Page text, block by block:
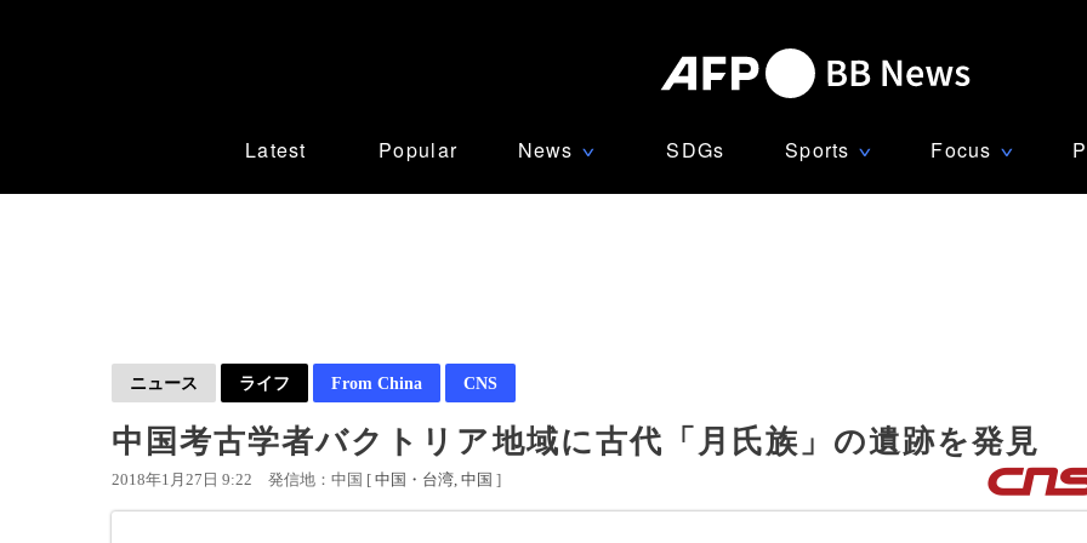
Latest Popular News ∨ SDGs Sports ∨ Focus ∨
ニュース ライフ From China CNS
中国考古学者バクトリア地域に古代「月氏族」の遺跡を発見
2018年1月27日 9:22 発信地：中国 [ 中国・台湾 中国 ]